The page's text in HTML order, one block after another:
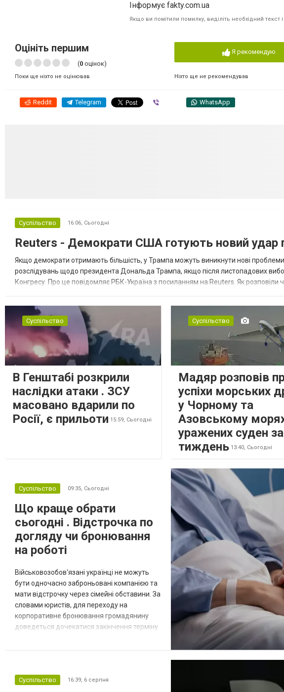
Інформує fakty.com.ua
Якщо ви помітили помилку, виділіть необхідний
Оцініть першим
(0 оцінок)
Поки ще ніхто не оцінював
Я рекомендую
Ніхто ще не рекомендував
Reddit Telegram WhatsApp
Суспільство 16:06, Сьогодні
Reuters - Демократи США готують новий удар
Якщо демократи отримають більшість, у Трампа можуть виникнути нові
розслідувань щодо президента Дональда Трампа, якщо після листопадових
Конгресу. Про це повідомляє РБК-Україна з посиланням на Reuters. Як
Суспільство
В Генштабі розкрили
наслідки атаки . ЗСУ
масовано вдарили по
Росії, є прильоти 15:59, Сьогодні
Суспільство
Мадяр розповів
успіхи морських
у Чорному та
Азовському
уражених суден за
тиждень 13:40, Сьогодні
Суспільство 09:35, Сьогодні
Що краще обрати
сьогодні . Відстрочка по
догляду чи бронювання
на роботі
Військовозобов'язані українці не можуть
бути одночасно заброньовані компанією та
мати відстрочку через сімейні обставини. За
словами юристів, для переходу на
корпоративне бронювання громадянину
доведеться дочекатися закінчення терміну
мобілізації, юристи дали поради, які
Суспільство 16:39, 6 серпня